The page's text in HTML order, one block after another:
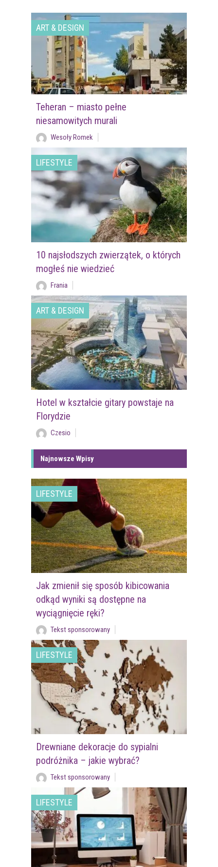
ART & DESIGN
Teheran – miasto pełne
niesamowitych murali
Wesoły Romek
LIFESTYLE
10 najsłodszych zwierzątek, o których
mogłeś nie wiedzieć
Frania
ART & DESIGN
Hotel w kształcie gitary powstaje na
Florydzie
Czesio
Najnowsze Wpisy
LIFESTYLE
Jak zmienił się sposób kibicowania
odkąd wyniki są dostępne na
wyciągnięcie ręki?
Tekst sponsorowany
LIFESTYLE
Drewniane dekoracje do sypialni
podróżnika – jakie wybrać?
Tekst sponsorowany
LIFESTYLE